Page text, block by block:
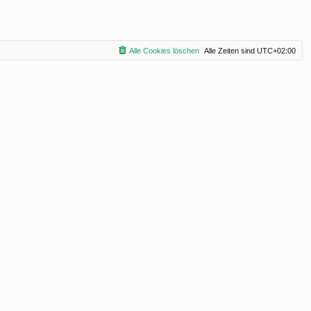
Alle Zeiten sind UTC+02:00
Alle Cookies löschen